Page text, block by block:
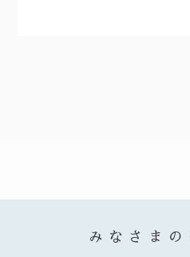
みなさまの